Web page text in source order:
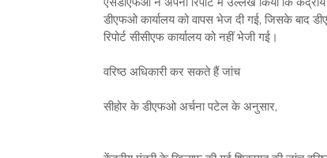
डीएफओ कार्यालय को वापस भेज दी गई, जिसके बाद
रिपोर्ट सीसीएफ कार्यालय को नहीं भेजी गई।
वरिष्ठ अधिकारी कर सकते हैं जांच
सीहोर के डीएफओ अर्चना पटेल के अनुसार,